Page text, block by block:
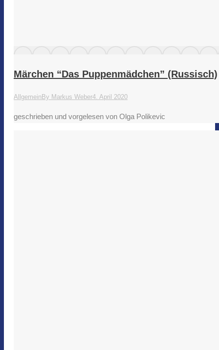
Märchen “Das Puppenmädchen” (Russisch)
AllgemeinBy Markus Weber4. April 2020
geschrieben und vorgelesen von Olga Polikevic